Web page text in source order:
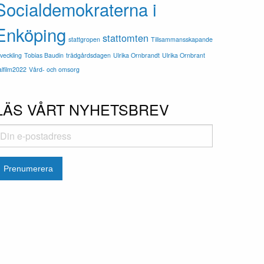
i
stattgropen stattomten Tillsammansskapande
Tobias Baudin trädgårdsdagen Ulrika Ornbrandt Ulrika Ornbrant
Vård- och omsorg
VÅRT NYHETSBREV